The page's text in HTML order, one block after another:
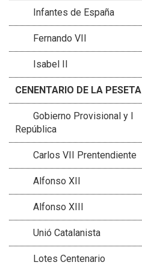
Infantes de España
Fernando VII
Isabel II
CENENTARIO DE LA PESETA
Gobierno Provisional y I
República
Carlos VII Prentendiente
Alfonso XII
Alfonso XIII
Unió Catalanista
Lotes Centenario